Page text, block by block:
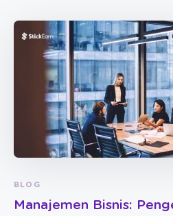
BLOG
Manajemen Bisnis: